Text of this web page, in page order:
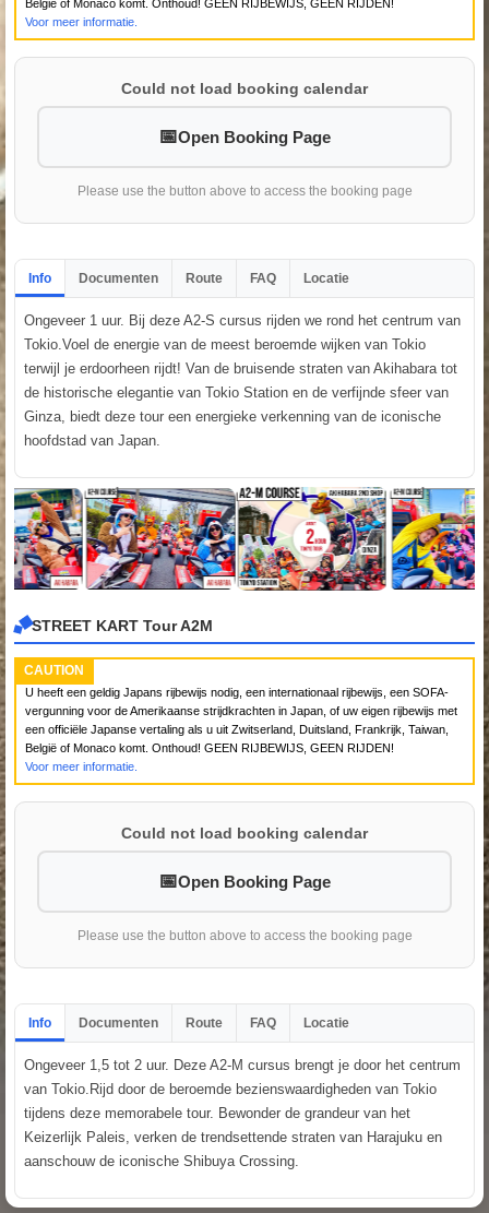
België of Monaco komt. Onthoud! GEEN RIJBEWIJS, GEEN RIJDEN!
Voor meer informatie.
Could not load booking calendar
Open Booking Page
Please use the button above to access the booking page
Info Documenten Route FAQ Locatie
Ongeveer 1 uur. Bij deze A2-S cursus rijden we rond het centrum van
Tokio.Voel de energie van de meest beroemde wijken van Tokio
terwijl je erdoorheen rijdt! Van de bruisende straten van Akihabara tot
de historische elegantie van Tokio Station en de verfijnde sfeer van
Ginza, biedt deze tour een energieke verkenning van de iconische
hoofdstad van Japan.
STREET KART Tour A2M
CAUTION
U heeft een geldig Japans rijbewijs nodig, een internationaal rijbewijs, een SOFA-
vergunning voor de Amerikaanse strijdkrachten in Japan, of uw eigen rijbewijs met
een officiële Japanse vertaling als u uit Zwitserland, Duitsland, Frankrijk, Taiwan,
België of Monaco komt. Onthoud! GEEN RIJBEWIJS, GEEN RIJDEN!
Voor meer informatie.
Could not load booking calendar
Open Booking Page
Please use the button above to access the booking page
Info Documenten Route FAQ Locatie
Ongeveer 1,5 tot 2 uur. Deze A2-M cursus brengt je door het centrum
van Tokio.Rijd door de beroemde bezienswaardigheden van Tokio
tijdens deze memorabele tour. Bewonder de grandeur van het
Keizerlijk Paleis, verken de trendsettende straten van Harajuku en
aanschouw de iconische Shibuya Crossing.